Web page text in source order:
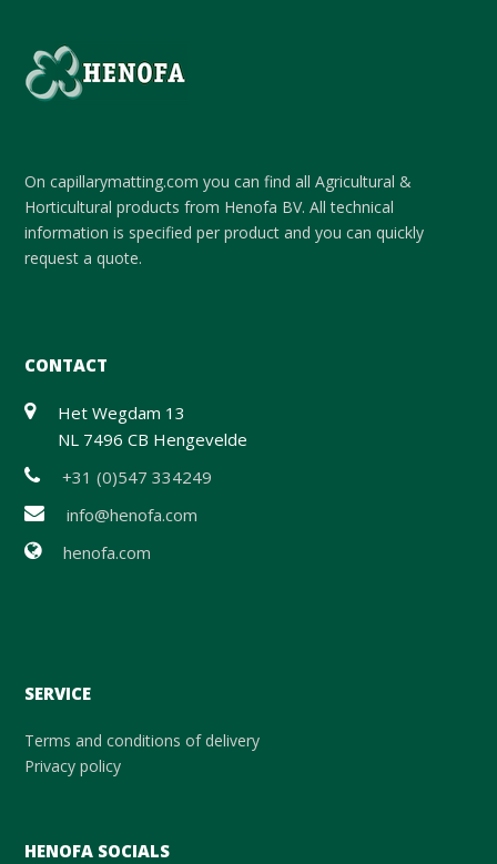
On capillarymatting.com you can find all Agricultural &
Horticultural products from Henofa BV. All technical
information is specified per product and you can quickly
request a quote.
CONTACT
Het Wegdam 13
NL 7496 CB Hengevelde
+31 (0)547 334249
info@henofa.com
henofa.com
SERVICE
Terms and conditions of delivery
Privacy policy
HENOFA SOCIALS